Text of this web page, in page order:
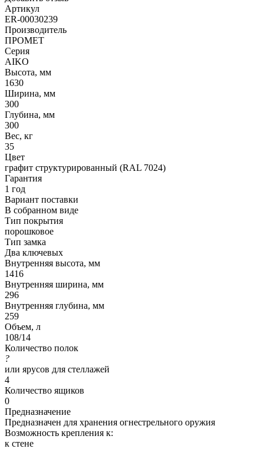
Артикул
ER-00030239
Производитель
ПРОМЕТ
Серия
AIKO
Высота, мм
1630
Ширина, мм
300
Глубина, мм
300
Вес, кг
35
Цвет
графит структурированный (RAL 7024)
Гарантия
1 год
Вариант поставки
В собранном виде
Тип покрытия
порошковое
Тип замка
Два ключевых
Внутренняя высота, мм
1416
Внутренняя ширина, мм
296
Внутренняя глубина, мм
259
Объем, л
108/14
Количество полок
?
или ярусов для стеллажей
4
Количество ящиков
0
Предназначение
Предназначен для хранения огнестрельного оружия
Возможность крепления к:
к стене